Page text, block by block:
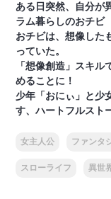
ある日突然、自分が
ラム暮らしのおチビ
おチビは、想像した
っていた。
「想像創造」スキ
めることに！
少年「おにぃ」と少
す、ハートフルスト
女主人公 ファンタ
スローライフ 異世